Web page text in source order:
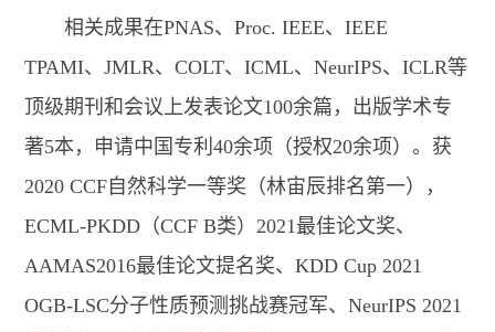
相关成果在PNAS、Proc. IEEE、IEEE
TPAMI、JMLR、COLT、ICML、NeurIPS、ICLR等
顶级期刊和会议上发表论文100余篇，出版学术专
著5本，申请中国专利40余项（授权20余项）。获
2020 CCF自然科学一等奖（林宙辰排名第一），
ECML-PKDD（CCF B类）2021最佳论文奖、
AAMAS2016最佳论文提名奖、KDD Cup 2021
OGB-LSC分子性质预测挑战赛冠军、NeurIPS 2021